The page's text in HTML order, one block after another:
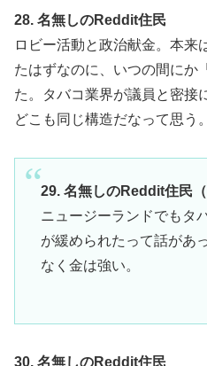
28. 名無しのReddit住民
ロビー活動と政治献金。本来
たはずなのに、いつの間にか
た。タバコ業界が議員と密接
どこも同じ構造だなって思う。
29. 名無しのReddit住民（
ニュージーランドでもタ
が緩められたって話があ
なく金は強い。
30. 名無しのReddit住民